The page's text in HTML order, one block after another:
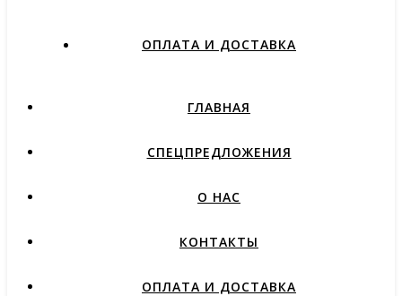
ОПЛАТА И ДОСТАВКА
ГЛАВНАЯ
СПЕЦПРЕДЛОЖЕНИЯ
О НАС
КОНТАКТЫ
ОПЛАТА И ДОСТАВКА